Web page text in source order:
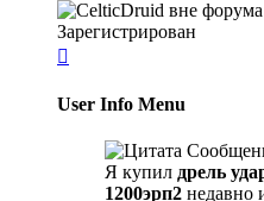
Зарегистрирован

User Info Menu
Я купил дрель
1200эрп2 недавно